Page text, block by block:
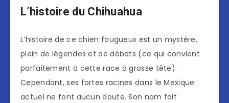
L’histoire du Chihuahua
L’histoire de ce chien fougueux est un mystère,
plein de légendes et de débats (ce qui convient
parfaitement à cette race à grosse tête).
Cependant, ses fortes racines dans le Mexique
actuel ne font aucun doute. Son nom fait